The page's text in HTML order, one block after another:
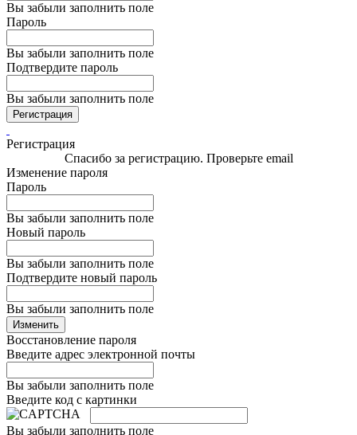
Вы забыли заполнить поле
Пароль
Вы забыли заполнить поле
Подтвердите пароль
Вы забыли заполнить поле
Регистрация
Регистрация
Спасибо за регистрацию. Проверьте email
Изменение пароля
Пароль
Вы забыли заполнить поле
Новый пароль
Вы забыли заполнить поле
Подтвердите новый пароль
Вы забыли заполнить поле
Изменить
Восстановление пароля
Введите адрес электронной почты
Вы забыли заполнить поле
Введите код с картинки
Вы забыли заполнить поле